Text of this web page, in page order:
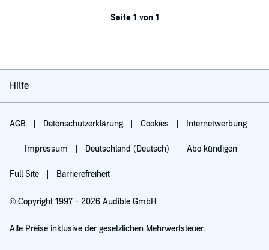
Seite 1 von 1
Hilfe
AGB Datenschutzerklärung Cookies Internetwerbung
Impressum Deutschland (Deutsch) Abo kündigen
Full Site Barrierefreiheit
© Copyright 1997 - 2026 Audible GmbH
Alle Preise inklusive der gesetzlichen Mehrwertsteuer.